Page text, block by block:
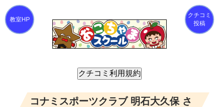
クチコミ
投稿
コナミスポーツクラブ 明石大久保 さ